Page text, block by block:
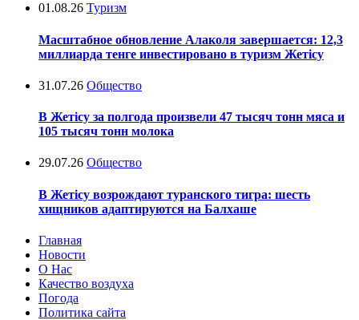
01.08.26 Туризм
Масштабное обновление Алаколя завершается: 12,3
миллиарда тенге инвестировано в туризм Жетісу
31.07.26 Общество
В Жетісу за полгода произвели 47 тысяч тонн мяса и
105 тысяч тонн молока
29.07.26 Общество
В Жетісу возрождают туранского тигра: шесть
хищников адаптируются на Балхаше
Главная
Новости
О Нас
Качество воздуха
Погода
Политика сайта